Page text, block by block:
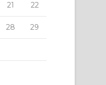
21 22
28 29